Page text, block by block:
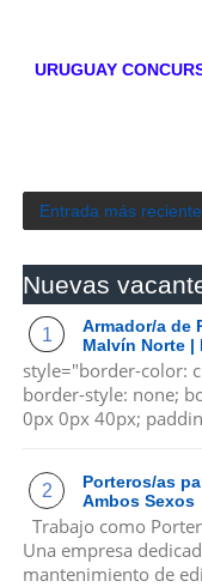
URUGUAY
Entrada más reciente
Nuevas
Armador/a de
Malvín Norte |
style="border-color:
border-style: none;
0px 0px 40px;
Porteros/as
Ambos Sexos
Trabajo como
Una empresa
mantenimiento de